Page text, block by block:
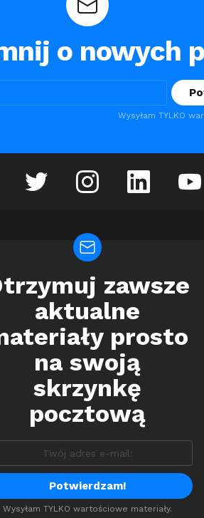
o nowych
Wysyłam TYLKO
twitter instagram linkedin
zawsze
aktualne
prosto
na swoją
skrzynkę
pocztową
Wysyłam TYLKO wartościowe materiały.